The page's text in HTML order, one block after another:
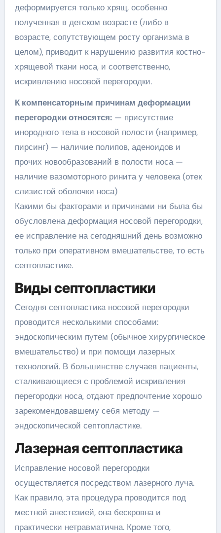
деформируется только хрящ, особенно
полученная в детском возрасте (либо в
возрасте, сопутствующем росту организма в
целом), приводит к нарушению развития костно-
хрящевой ткани носа, и соответственно,
искривлению носовой перегородки.
К компенсаторным причинам деформации
перегородки относятся:— присутствие
инородного тела в носовой полости (например,
пирсинг) — наличие полипов, аденоидов и
прочих новообразований в полости носа —
наличие вазомоторного ринита у человека (отек
слизистой оболочки носа)
Какими бы факторами и причинами ни была бы
обусловлена деформация носовой перегородки,
ее исправление на сегодняшний день возможно
только при оперативном вмешательстве, то есть
септопластике.
Виды септопластики
Сегодня септопластика носовой перегородки
проводится несколькими способами:
эндоскопическим путем (обычное хирургическое
вмешательство) и при помощи лазерных
технологий. В большинстве случаев пациенты,
сталкивающиеся с проблемой искривления
перегородки носа, отдают предпочтение хорошо
зарекомендовавшему себя методу —
эндоскопической септопластике.
Лазерная септопластика
Исправление носовой перегородки
осуществляется посредством лазерного луча.
Как правило, эта процедура проводится под
местной анестезией, она бескровна и
практически нетравматична. Кроме того,